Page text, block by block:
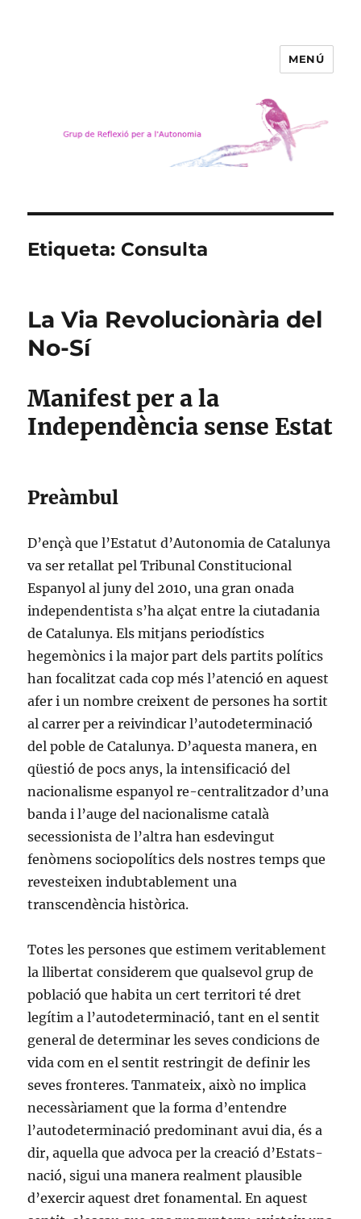
MENÚ
Etiqueta: Consulta
La Via Revolucionària del
No-Sí
Manifest per a la
Independència sense Estat
Preàmbul
D’ençà que l’Estatut d’Autonomia de Catalunya
va ser retallat pel Tribunal Constitucional
Espanyol al juny del 2010, una gran onada
independentista s’ha alçat entre la ciutadania
de Catalunya. Els mitjans periodístics
hegemònics i la major part dels partits polítics
han focalitzat cada cop més l’atenció en aquest
afer i un nombre creixent de persones ha sortit
al carrer per a reivindicar l’autodeterminació
del poble de Catalunya. D’aquesta manera, en
qüestió de pocs anys, la intensificació del
nacionalisme espanyol re-centralitzador d’una
banda i l’auge del nacionalisme català
secessionista de l’altra han esdevingut
fenòmens sociopolítics dels nostres temps que
revesteixen indubtablement una
transcendència històrica.
Totes les persones que estimem veritablement
la llibertat considerem que qualsevol grup de
població que habita un cert territori té dret
legítim a l’autodeterminació, tant en el sentit
general de determinar les seves condicions de
vida com en el sentit restringit de definir les
seves fronteres. Tanmateix, això no implica
necessàriament que la forma d’entendre
l’autodeterminació predominant avui dia, és a
dir, aquella que advoca per la creació d’Estats-
nació, sigui una manera realment plausible
d’exercir aquest dret fonamental. En aquest